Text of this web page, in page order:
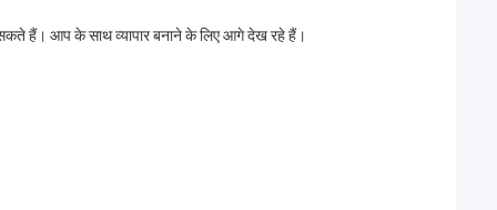
हैं। आप के साथ व्यापार बनाने के लिए आगे देख रहे हैं।